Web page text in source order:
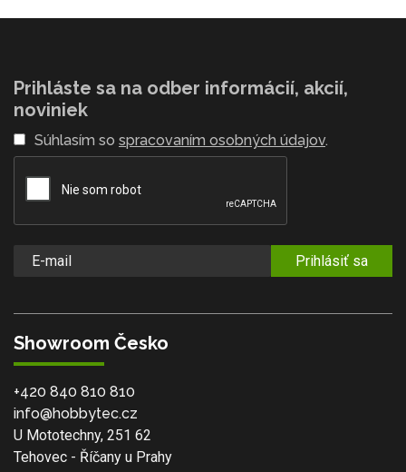
Prihláste sa na odber informácií, akcií,
noviniek
Súhlasím so spracovaním osobných údajov.
Prihlásiť sa
Showroom Česko
+420 840 810 810
info@hobbytec.cz
U Mototechny, 251 62
Tehovec - Říčany u Prahy